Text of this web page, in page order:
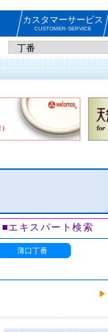
カスタマーサービス
CUSTOMER-SERVICE
■エキスパート検索
薄口丁番
▶